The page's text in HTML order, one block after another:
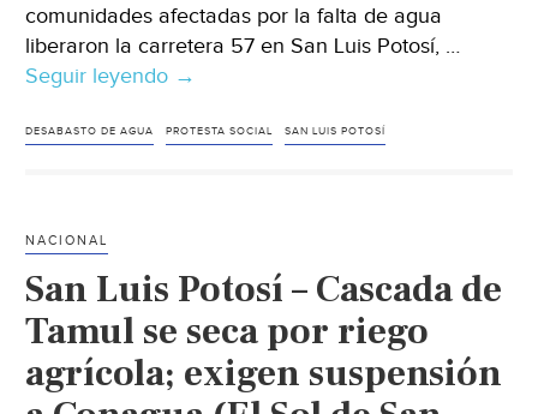
comunidades afectadas por la falta de agua
liberaron la carretera 57 en San Luis Potosí, …
Seguir leyendo México–
la
de
horas
de
bloqueo
→
DESABASTO DE AGUA PROTESTA SOCIAL SAN LUIS POTOSÍ
NACIONAL
San Luis Potosí – Cascada de
Tamul se seca por riego
agrícola; exigen suspensión